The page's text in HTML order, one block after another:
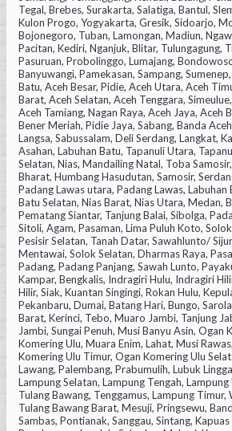
Tegal, Brebes, Surakarta, Salatiga, Bantul,
Kulon Progo, Yogyakarta, Gresik, Sidoarjo,
Bojonegoro, Tuban, Lamongan, Madiun,
Pacitan, Kediri, Nganjuk, Blitar, Tulungagung,
Pasuruan, Probolinggo, Lumajang,
Banyuwangi, Pamekasan, Sampang,
Batu, Aceh Besar, Pidie, Aceh Utara, Aceh
Barat, Aceh Selatan, Aceh Tenggara,
Aceh Tamiang, Nagan Raya, Aceh Jaya, Aceh
Bener Meriah, Pidie Jaya, Sabang, Banda
Langsa, Sabussalam, Deli Serdang, Langkat,
Asahan, Labuhan Batu, Tapanuli Utara,
Selatan, Nias, Mandailing Natal, Toba
Bharat, Humbang Hasudutan, Samosir,
Padang Lawas utara, Padang Lawas, Labuhan
Batu Selatan, Nias Barat, Nias Utara, Medan,
Pematang Siantar, Tanjung Balai, Sibolga,
Sitoli, Agam, Pasaman, Lima Puluh Koto,
Pesisir Selatan, Tanah Datar, Sawahlunto/
Mentawai, Solok Selatan, Dharmas Raya,
Padang, Padang Panjang, Sawah Lunto,
Kampar, Bengkalis, Indragiri Hulu, Indragiri
Hilir, Siak, Kuantan Singingi, Rokan Hulu,
Pekanbaru, Dumai, Batang Hari, Bungo,
Barat, Kerinci, Tebo, Muaro Jambi, Tanjung
Jambi, Sungai Penuh, Musi Banyu Asin, Ogan
Komering Ulu, Muara Enim, Lahat, Musi
Komering Ulu Timur, Ogan Komering Ulu
Lawang, Palembang, Prabumulih, Lubuk
Lampung Selatan, Lampung Tengah,
Tulang Bawang, Tenggamus, Lampung Timur,
Tulang Bawang Barat, Mesuji, Pringsewu,
Sambas, Pontianak, Sanggau, Sintang,